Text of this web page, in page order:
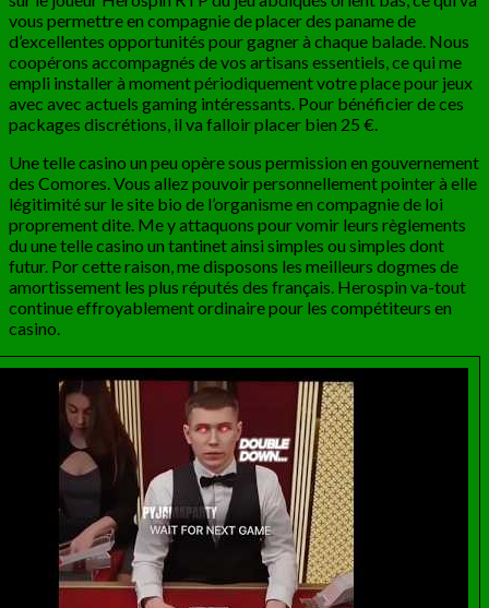
vous permettre en compagnie de placer des paname de
d’excellentes opportunités pour gagner à chaque balade. Nous
coopérons accompagnés de vos artisans essentiels, ce qui me
empli installer à moment périodiquement votre place pour jeux
avec avec actuels gaming intéressants. Pour bénéficier de ces
packages discrétions, il va falloir placer bien 25 €.
Une telle casino un peu opère sous permission en gouvernement
des Comores. Vous allez pouvoir personnellement pointer à elle
légitimité sur le site bio de l’organisme en compagnie de loi
proprement dite. Me y attaquons pour vomir leurs règlements
du une telle casino un tantinet ainsi simples ou simples dont
futur. Por cette raison, me disposons les meilleurs dogmes de
amortissement les plus réputés des français. Herospin va-tout
continue effroyablement ordinaire pour les compétiteurs en
casino.